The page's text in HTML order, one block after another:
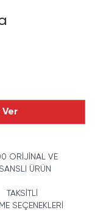
ORİJİNAL VE
ÜRÜN
TAKSİTLİ
SEÇENEKLERİ